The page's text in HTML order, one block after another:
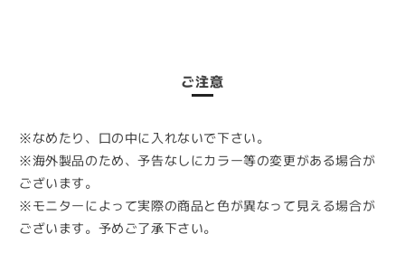
ご注意
※なめたり、口の中に入れないで下さい。
※海外製品のため、予告なしにカラー等の変更がある場合が
ございます。
※モニターによって実際の商品と色が異なって見える場合が
ございます。予めご了承下さい。